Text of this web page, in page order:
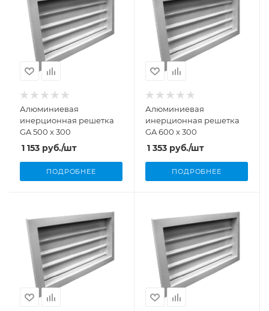
Алюминиевая
инерционная решетка
GA 500 х 300
1 153 руб./шт
ПОДРОБНЕЕ
Алюминиевая
инерционная решетка
GA 600 х 300
1 353 руб./шт
ПОДРОБНЕЕ